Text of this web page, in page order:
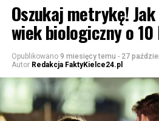
Oszukaj metrykę!
wiek biologiczny o
Opublikowano 9 miesięcy temu - 27
Autor Redakcja FaktyKielce24.pl